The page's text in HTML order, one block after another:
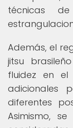
técnicas
Además, el
jitsu
fluidez en el
adicionales
diferentes
Asimismo,